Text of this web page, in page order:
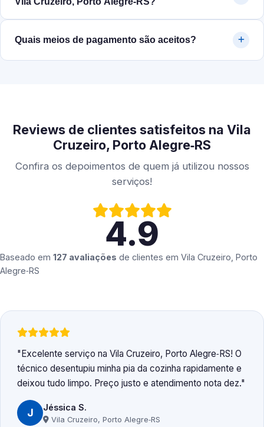
Quais meios de pagamento são aceitos?
Reviews de clientes satisfeitos na Vila
Cruzeiro, Porto Alegre‑RS
Confira os depoimentos de quem já utilizou nossos
serviços!
4.9
Baseado em 127 avaliações de clientes em Vila Cruzeiro, Porto
Alegre‑RS
Excelente serviço na Vila Cruzeiro, Porto Alegre‑RS! O
técnico desentupiu minha pia da cozinha rapidamente e
deixou tudo limpo. Preço justo e atendimento nota dez.
J Jéssica S.
Vila Cruzeiro, Porto Alegre‑RS